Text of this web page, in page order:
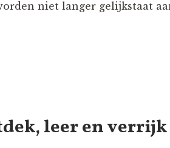
niet langer gelijkstaat
leer en